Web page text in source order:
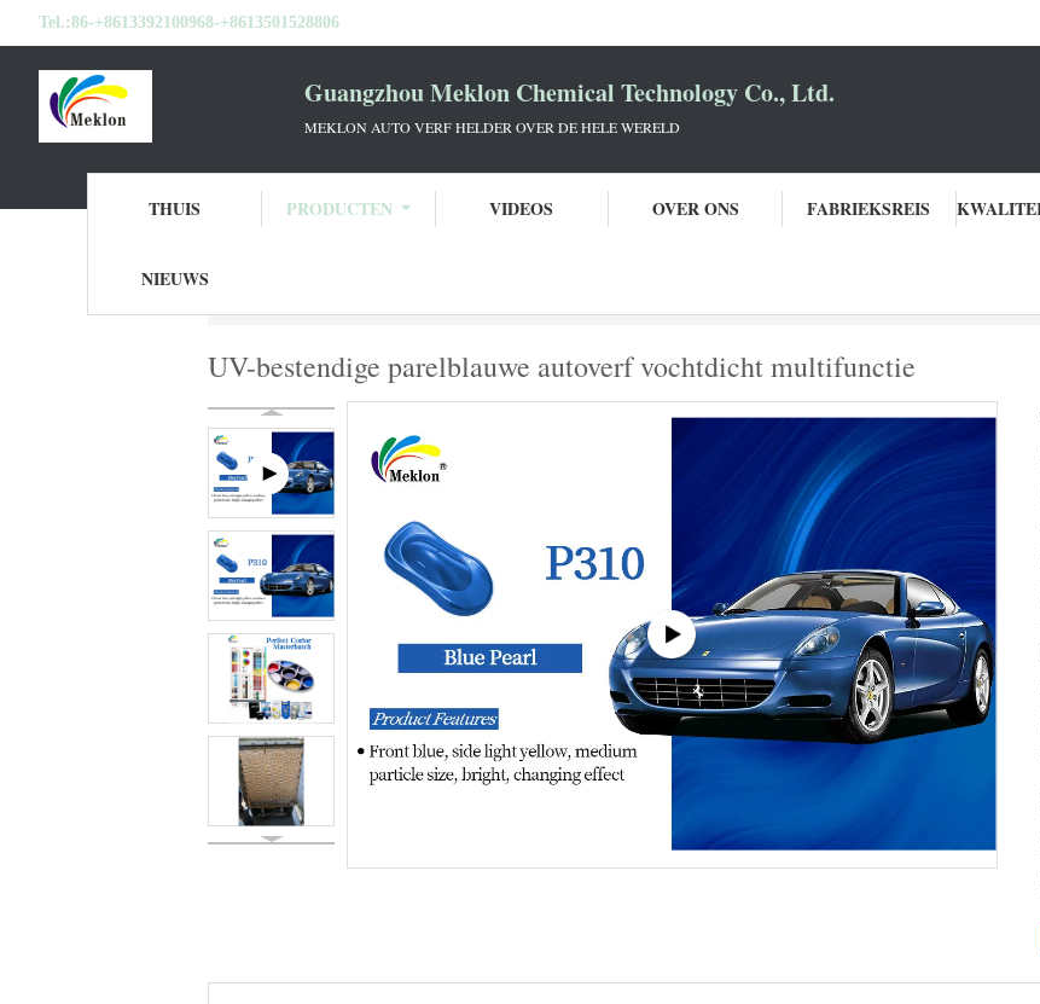
Tel.:86-+8613392100968-+8613501528806
Guangzhou Meklon Chemical Technology Co., Ltd.
MEKLON AUTO VERF HELDER OVER DE HELE WERELD
THUIS PRODUCTEN VIDEOS OVER ONS FABRIEKSREIS
NIEUWS
UV-bestendige parelblauwe autoverf vochtdicht multifunctie